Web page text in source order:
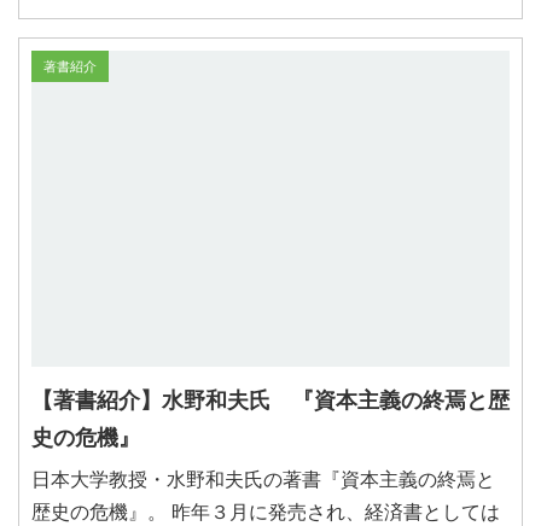
著書紹介
【著書紹介】水野和夫氏 『資本主義の終焉と歴
史の危機』
日本大学教授・水野和夫氏の著書『資本主義の終焉と
歴史の危機』。 昨年３月に発売され、経済書としては